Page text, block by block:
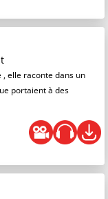
, elle raconte dans un
portaient à des